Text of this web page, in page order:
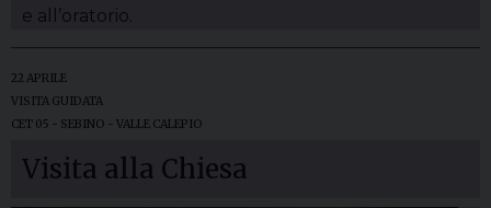
e all’oratorio.
22 APRILE
VISITA GUIDATA
CET 05 - SEBINO - VALLE CALEPIO
Visita alla Chiesa